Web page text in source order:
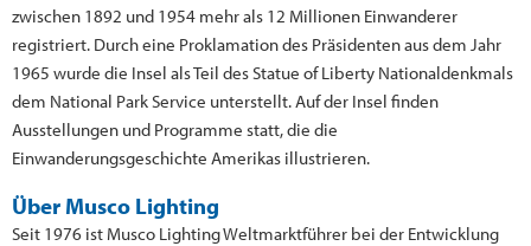
zwischen 1892 und 1954 mehr als 12 Millionen Einwanderer
registriert. Durch eine Proklamation des Präsidenten aus dem Jahr
1965 wurde die Insel als Teil des Statue of Liberty Nationaldenkmals
dem National Park Service unterstellt. Auf der Insel finden
Ausstellungen und Programme statt, die die
Einwanderungsgeschichte Amerikas illustrieren.
Über Musco Lighting
Seit 1976 ist Musco Lighting Weltmarktführer bei der Entwicklung